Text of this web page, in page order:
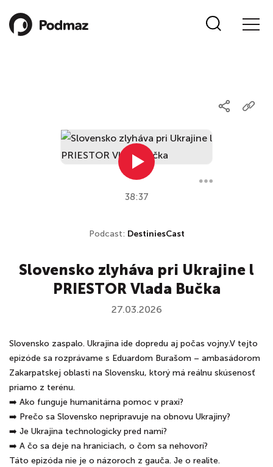
38:37
Podcast: DestiniesCast
Slovensko zlyháva pri Ukrajine l
PRIESTOR Vlada Bučka
27.03.2026
Slovensko zaspalo. Ukrajina ide dopredu aj počas vojny.V tejto
epizóde sa rozprávame s Eduardom Burašom – ambasádorom
Zakarpatskej oblasti na Slovensku, ktorý má reálnu skúsenosť
priamo z terénu.
➡️ Ako funguje humanitárna pomoc v praxi?
➡️ Prečo sa Slovensko nepripravuje na obnovu Ukrajiny?
➡️ Je Ukrajina technologicky pred nami?
➡️ A čo sa deje na hraniciach, o čom sa nehovorí?
Táto epizóda nie je o názoroch z gauča. Je o realite.